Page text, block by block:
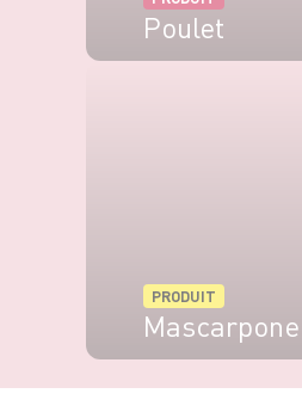
Poulet
PRODUIT
Mascarpone